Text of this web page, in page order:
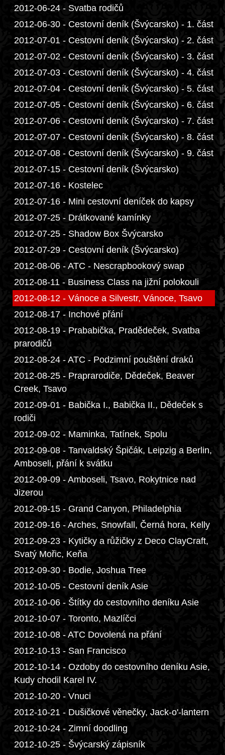
2012-06-24 - Svatba rodičů
2012-06-30 - Cestovní deník (Švýcarsko) - 1. část
2012-07-01 - Cestovní deník (Švýcarsko) - 2. část
2012-07-02 - Cestovní deník (Švýcarsko) - 3. část
2012-07-03 - Cestovní deník (Švýcarsko) - 4. část
2012-07-04 - Cestovní deník (Švýcarsko) - 5. část
2012-07-05 - Cestovní deník (Švýcarsko) - 6. část
2012-07-06 - Cestovní deník (Švýcarsko) - 7. část
2012-07-07 - Cestovní deník (Švýcarsko) - 8. část
2012-07-08 - Cestovní deník (Švýcarsko) - 9. část
2012-07-15 - Cestovní deník (Švýcarsko)
2012-07-16 - Kostelec
2012-07-16 - Mini cestovní deníček do kapsy
2012-07-25 - Drátkované kamínky
2012-07-25 - Shadow Box Švýcarsko
2012-07-29 - Cestovní deník (Švýcarsko)
2012-08-06 - ATC - Nescrapbookový swap
2012-08-11 - Business Class na jižní polokouli
2012-08-12 - Vánoce a Silvestr, Vánoce, Tsavo
2012-08-17 - Inchové přání
2012-08-19 - Prababička, Pradědeček, Svatba
prarodičů
2012-08-24 - ATC - Podzimní pouštění draků
2012-08-25 - Praprarodiče, Dědeček, Beaver
Creek, Tsavo
2012-09-01 - Babička I., Babička II., Dědeček s
rodiči
2012-09-02 - Maminka, Tatínek, Spolu
2012-09-08 - Tanvaldský Špičák, Leipzig a Berlin,
Amboseli, přání k svátku
2012-09-09 - Amboseli, Tsavo, Rokytnice nad
Jizerou
2012-09-15 - Grand Canyon, Philadelphia
2012-09-16 - Arches, Snowfall, Černá hora, Kelly
2012-09-23 - Kytičky a růžičky z Deco ClayCraft,
Svatý Mořic, Keňa
2012-09-30 - Bodie, Joshua Tree
2012-10-05 - Cestovní deník Asie
2012-10-06 - Štítky do cestovního deníku Asie
2012-10-07 - Toronto, Mazlíčci
2012-10-08 - ATC Dovolená na přání
2012-10-13 - San Francisco
2012-10-14 - Ozdoby do cestovního deníku Asie,
Kudy chodil Karel IV.
2012-10-20 - Vnuci
2012-10-21 - Dušičkové věnečky, Jack-o'-lantern
2012-10-24 - Zimní doodling
2012-10-25 - Švýcarský zápisník